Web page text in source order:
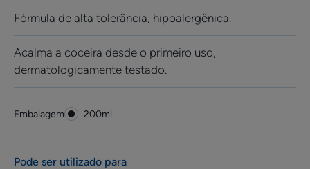
Fórmula de alta tolerância, hipoalergênica.
Acalma a coceira desde o primeiro uso,
dermatologicamente testado.
Embalagem Embalagem
200ml
Pode ser utilizado para